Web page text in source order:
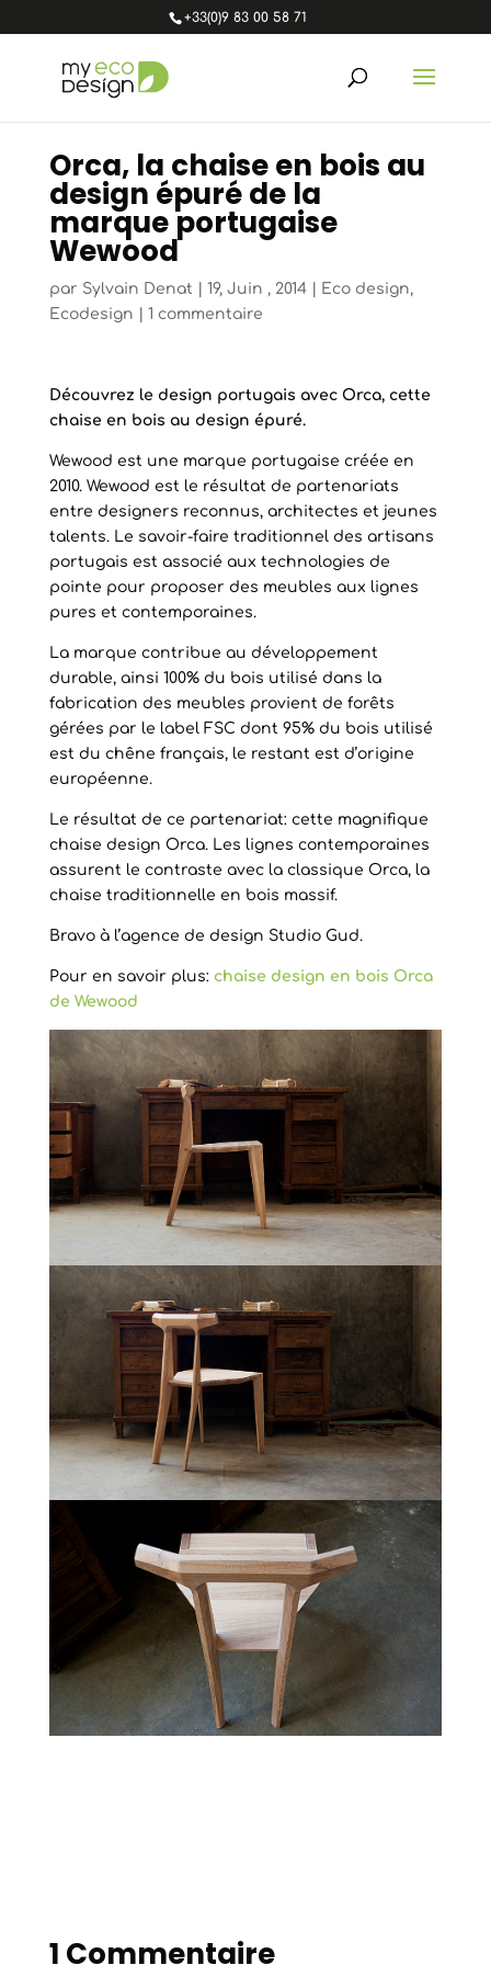
+33(0)9 83 00 58 71
Orca, la chaise en bois au
design épuré de la
marque portugaise
Wewood
par Sylvain Denat 19, Juin , 2014| Eco design,
Ecodesign
1 commentaire
Découvrez le design portugais avec Orca, cette
chaise en bois au design épuré.
Wewood est une marque portugaise créée en
2010. Wewood est le résultat de partenariats
entre designers reconnus, architectes et jeunes
talents. Le savoir-faire traditionnel des artisans
portugais est associé aux technologies de
pointe pour proposer des meubles aux lignes
pures et contemporaines.
La marque contribue au développement
durable, ainsi 100% du bois utilisé dans la
fabrication des meubles provient de forêts
gérées par le label FSC dont 95% du bois utilisé
est du chêne français, le restant est d’origine
européenne.
Le résultat de ce partenariat: cette magnifique
chaise design Orca. Les lignes contemporaines
assurent le contraste avec la classique Orca, la
chaise traditionnelle en bois massif.
Bravo à l’agence de design Studio Gud.
Pour en savoir plus: chaise design en bois Orca
de Wewood
1 Commentaire